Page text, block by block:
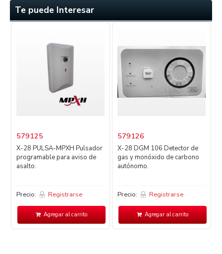
Te puede Interesar
579125
X-28 PULSA-MPXH Pulsador
programable para aviso de
asalto.
Precio: Registrarse
Agregar al carrito
579126
X-28 DGM 106 Detector de
gas y monóxido de carbono
autónomo.
Precio: Registrarse
Agregar al carrito